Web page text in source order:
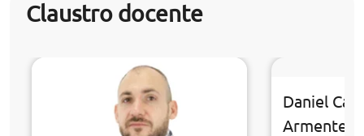
Claustro docente
Daniel